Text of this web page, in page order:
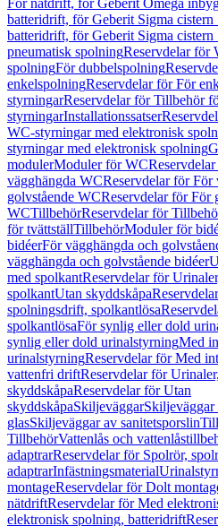
För nätdrift, för Geberit Omega
batteridrift, för Geberit Sigma cistern
batteridrift, för Geberit Sigma cistern
pneumatisk spolningReservdelar för
spolningFör dubbelspolning
enkelspolningReservdelar för För
styrningarReservdelar för Tillbehör
styrningarInstallationssatser
WC-styrningar med elektronisk
styrningar med elektronisk spolning
modulerModuler för WC
vägghängda WCReservdelar för För
golvstående WCReservdelar för För
WCTillbehörReservdelar för
för tvättställTillbehörModuler för
bidéerFör vägghängda och
vägghängda och golvstående bidéer
med spolkantReservdelar för
spolkantUtan skyddskåpa
spolningsdrift, spolkantlösa
spolkantlösaFör synlig eller dold
synlig eller dold urinalstyrningMed
urinalstyrningReservdelar för Med
vattenfri driftReservdelar för
skyddskåpaReservdelar för Utan
skyddskåpaSkiljeväggarSkiljeväggar
glasSkiljeväggar av sanitetsporslin
TillbehörVattenlås och
adaptrarReservdelar för Spolrör,
adaptrarInfästningsmaterial
montageReservdelar för Dolt
nätdriftReservdelar för Med
elektronisk spolning, batteridrift